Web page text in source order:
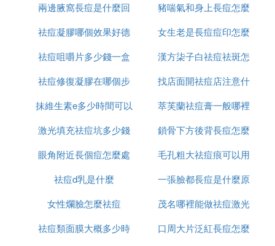
去痘印原理：VE具有超強的抗氧化、抗衰老能力，
是人體必備的維生素之一，也是高效護膚品經常選用
基、延緩肌膚的衰老、淡化色素。配和珍珠粉使用，
可以快速淡化痘印。
2、維生素e去痘印方法之結合VC
把維生素E與維生素C混合後,均勻塗在臉部有痘印的
地方,並按摩十分鍾至完全吸收,每天最多可以塗兩次,
素E中的油分也是肌膚組成的一部分，可以修復肌膚
受損的地方,令肌膚回復原狀。
去痘印原理：維生素C則有美白的功效,可有效減少痘
資多少
兩邊腋窩長痘是什麼回
事
豬喘氣和身上長痘怎麼
治療
祛痘凝膠哪個效果好德
國
女生老是長痘痘印怎麼
辦
祛痘咀嚼片多少錢一盒
漢方柒子白祛痘祛斑怎
麼樣
祛痘修復凝膠在哪個步
驟使用
找店面開祛痘店注意什
麼
抹維生素e多少時間可以
祛痘坑
萃芙蘭祛痘膏一般哪裡
有賣
激光填充祛痘坑多少錢
鎖骨下方後背長痘怎麼
消除
眼角附近長個痘怎麼處
理
毛孔粗大祛痘痕可以用
什麼
祛痘d乳是什麼
一張臉都長痘是什麼原
因
女性爛臉怎麼祛痘
茂名哪裡能做祛痘激光
祛痘類面膜大概多少時
口周大片泛紅長痘怎麼